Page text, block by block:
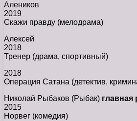
Алеников
2019
Скажи правду (мелодрама)
Алексей
2018
Тренер (драма, спортивный)
2018
Операция Сатана (детектив,
Николай Рыбаков (Рыбак) главная
2015
Норвег (комедия)